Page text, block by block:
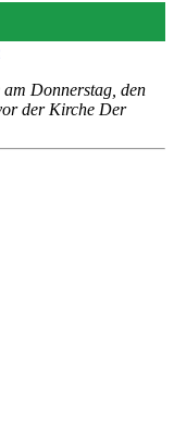
Donnerstag, den
der Kirche Der